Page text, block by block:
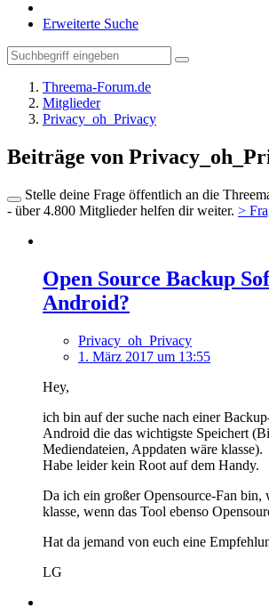
Erweiterte Suche
Threema-Forum.de
Mitglieder
Privacy_oh_Privacy
Beiträge von
Stelle deine Frage öffentlich an die
- über 4.800 Mitglieder helfen dir weiter. >
Open Source Backup
Android?
Privacy_oh_Privacy
1. März 2017 um 13:55
Hey,
ich bin auf der suche nach einer
Android die das wichtigste Speichert
Mediendateien, Appdaten wäre klasse).
Habe leider kein Root auf dem Handy.
Da ich ein großer Opensource-Fan bin,
klasse, wenn das Tool ebenso
Hat da jemand von euch eine
LG